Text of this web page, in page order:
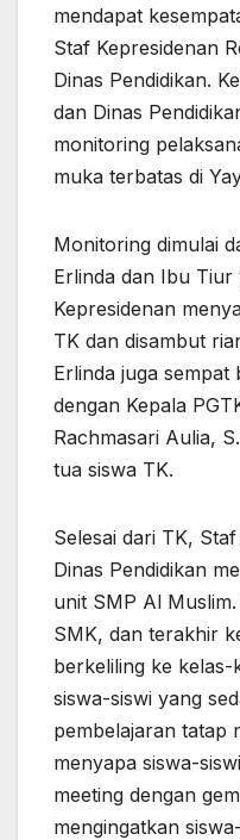
mendapat
Staf Kepresidenan
Dinas Pendidikan.
dan Dinas
monitoring
muka terbatas di
Monitoring dimulai
Erlinda dan Ibu
Kepresidenan
TK dan disambut
Erlinda juga
dengan Kepala
Rachmasari Aulia,
tua siswa TK.
Selesai dari TK,
Dinas Pendidikan
unit SMP Al
SMK, dan terakhir
berkeliling ke
siswa-siswi yang
pembelajaran tatap
menyapa siswa-
meeting dengan
mengingatkan